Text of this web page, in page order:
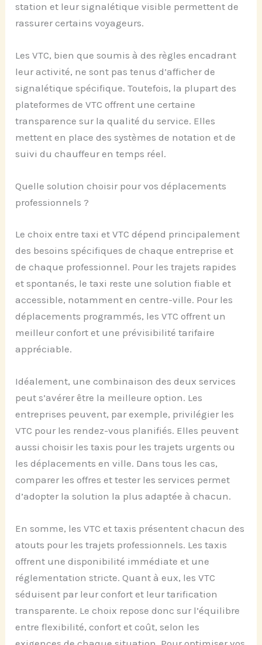
station et leur signalétique visible permettent de
rassurer certains voyageurs.
Les VTC, bien que soumis à des règles encadrant
leur activité, ne sont pas tenus d’afficher de
signalétique spécifique. Toutefois, la plupart des
plateformes de VTC offrent une certaine
transparence sur la qualité du service. Elles
mettent en place des systèmes de notation et de
suivi du chauffeur en temps réel.
Quelle solution choisir pour vos déplacements
professionnels ?
Le choix entre taxi et VTC dépend principalement
des besoins spécifiques de chaque entreprise et
de chaque professionnel. Pour les trajets rapides
et spontanés, le taxi reste une solution fiable et
accessible, notamment en centre-ville. Pour les
déplacements programmés, les VTC offrent un
meilleur confort et une prévisibilité tarifaire
appréciable.
Idéalement, une combinaison des deux services
peut s’avérer être la meilleure option. Les
entreprises peuvent, par exemple, privilégier les
VTC pour les rendez-vous planifiés. Elles peuvent
aussi choisir les taxis pour les trajets urgents ou
les déplacements en ville. Dans tous les cas,
comparer les offres et tester les services permet
d’adopter la solution la plus adaptée à chacun.
En somme, les VTC et taxis présentent chacun des
atouts pour les trajets professionnels. Les taxis
offrent une disponibilité immédiate et une
réglementation stricte. Quant à eux, les VTC
séduisent par leur confort et leur tarification
transparente. Le choix repose donc sur l’équilibre
entre flexibilité, confort et coût, selon les